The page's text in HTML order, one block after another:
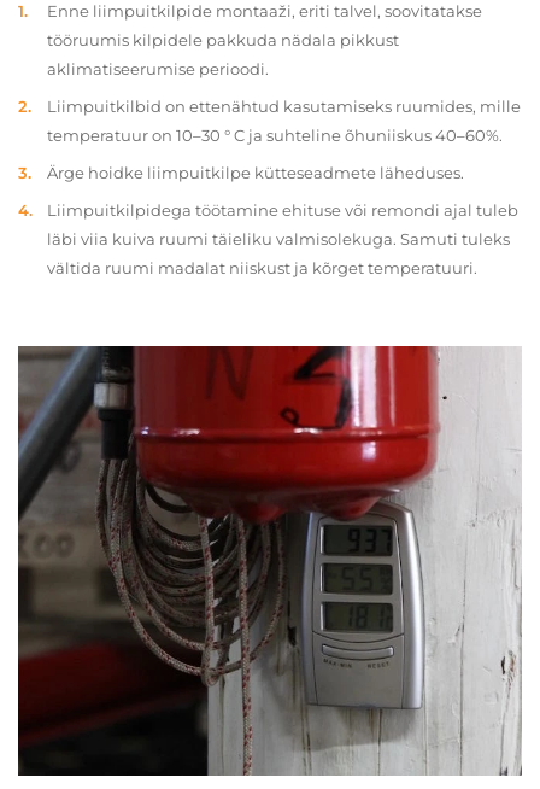
Enne liimpuitkilpide montaaži, eriti talvel, soovitatakse
tööruumis kilpidele pakkuda nädala pikkust
aklimatiseerumise perioodi.
Liimpuitkilbid on ettenähtud kasutamiseks ruumides, mille
temperatuur on 10–30 ° C ja suhteline õhuniiskus 40–60%.
Ärge hoidke liimpuitkilpe kütteseadmete läheduses.
Liimpuitkilpidega töötamine ehituse või remondi ajal tuleb
läbi viia kuiva ruumi täieliku valmisolekuga. Samuti tuleks
vältida ruumi madalat niiskust ja kõrget temperatuuri.